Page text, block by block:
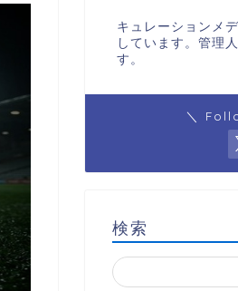
キュレーションメ
しています。管理
す。
＼
検索